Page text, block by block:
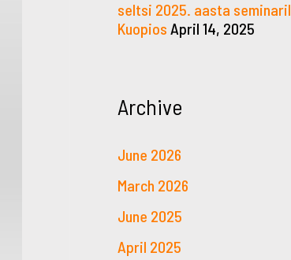
seltsi 2025. aasta seminaril
Kuopios April 14, 2025
Archive
June 2026
March 2026
June 2025
April 2025